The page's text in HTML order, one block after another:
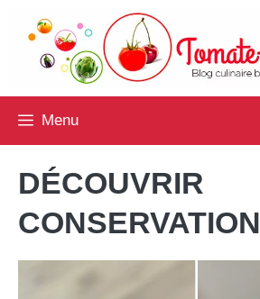
contenu
Menu
DÉCOUVRIR
CONSERVATION